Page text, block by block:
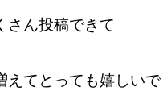
さん投稿できて
えてとっても嬉しいで